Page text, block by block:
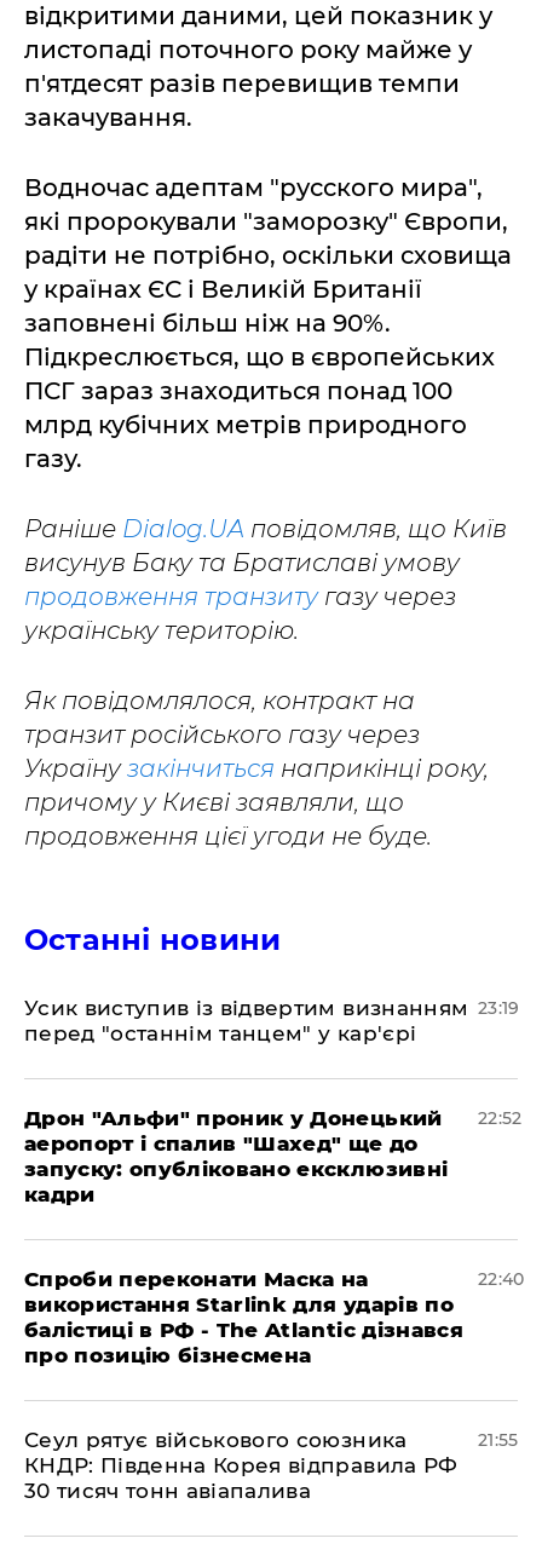
відкритими даними, цей показник у
листопаді поточного року майже у
п'ятдесят разів перевищив темпи
закачування.
Водночас адептам "русского мира",
які пророкували "заморозку" Європи,
радіти не потрібно, оскільки сховища
у країнах ЄС і Великій Британії
заповнені більш ніж на 90%.
Підкреслюється, що в європейських
ПСГ зараз знаходиться понад 100
млрд кубічних метрів природного
газу.
Раніше Dialog.UA повідомляв, що Київ
висунув Баку та Братиславі умову
продовження транзитугазу через
українську територію.
Як повідомлялося, контракт на
транзит російського газу через
Українузакінчиться наприкінці року,
причому у Києві заявляли, що
продовження цієї угоди не буде.
Останні новини
​Усик виступив із відвертим визнанням
перед "останнім танцем" у кар'єрі
23:19
​Дрон "Альфи" проник у Донецький
аеропорт і спалив "Шахед" ще до
запуску: опубліковано ексклюзивні
кадри
22:52
​Спроби переконати Маска на
використання Starlink для ударів по
балістиці в РФ - The Atlantic дізнався
про позицію бізнесмена
22:40
​Сеул рятує військового союзника
КНДР: Південна Корея відправила РФ
30 тисяч тонн авіапалива
21:55